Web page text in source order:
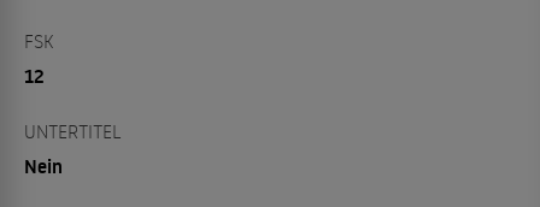
FSK
12
UNTERTITEL
Nein